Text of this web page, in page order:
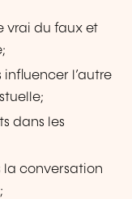
vrai du faux et
l’autre
dans les
la conversation